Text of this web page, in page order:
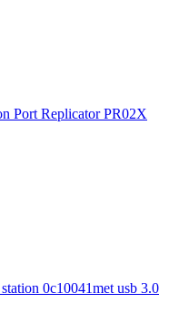
Port Replicator PR02X
0c10041met usb 3.0